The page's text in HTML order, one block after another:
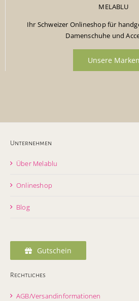
MELABLU
Ihr Schweizer Onlineshop für
Damenschuhe und
Unsere Marken
Unternehmen
Über Melablu
Onlineshop
Blog
Gutschein
Rechtliches
AGB/Versandinformationen